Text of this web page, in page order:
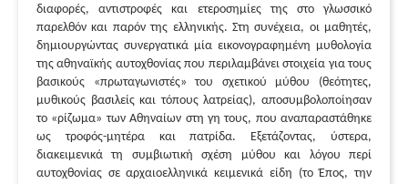
διαφορές, αντιστροφές και ετεροσημίες της στο γλωσσικό
παρελθόν και παρόν της ελληνικής. Στη συνέχεια, οι μαθητές,
δημιουργώντας συνεργατικά μία εικονογραφημένη μυθολογία
της αθηναϊκής αυτοχθονίας που περιλαμβάνει στοιχεία για τους
βασικούς «πρωταγωνιστές» του σχετικού μύθου (θεότητες,
μυθικούς βασιλείς και τόπους λατρείας), αποσυμβολοποίησαν
το «ρίζωμα» των Αθηναίων στη γη τους, που αναπαραστάθηκε
ως τροφός-μητέρα και πατρίδα. Εξετάζοντας, ύστερα,
διακειμενικά τη συμβιωτική σχέση μύθου και λόγου περί
αυτοχθονίας σε αρχαιοελληνικά κειμενικά είδη (το Έπος, την